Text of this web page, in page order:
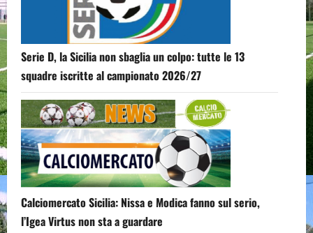
Serie D, la Sicilia non sbaglia un colpo: tutte le 13
squadre iscritte al campionato 2026/27
Calciomercato Sicilia: Nissa e Modica fanno sul serio,
l’Igea Virtus non sta a guardare